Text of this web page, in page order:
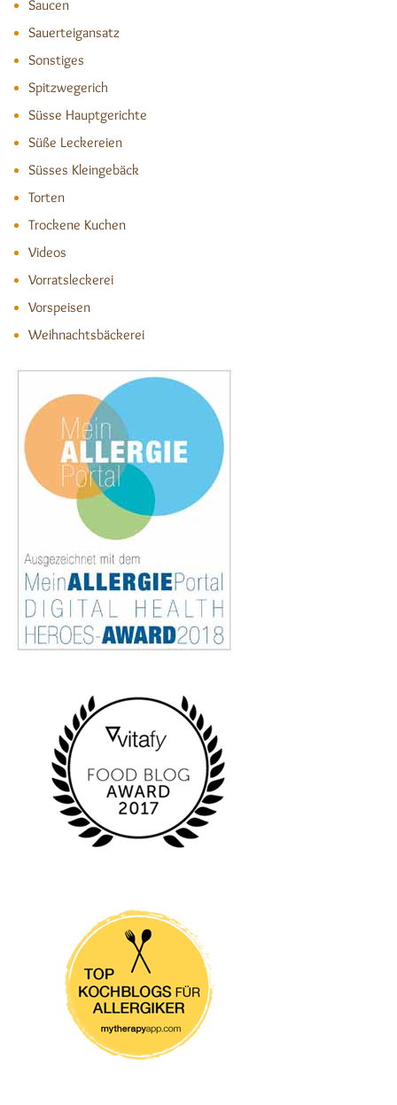
Saucen
Sauerteigansatz
Sonstiges
Spitzwegerich
Süsse Hauptgerichte
Süße Leckereien
Süsses Kleingebäck
Torten
Trockene Kuchen
Videos
Vorratsleckerei
Vorspeisen
Weihnachtsbäckerei